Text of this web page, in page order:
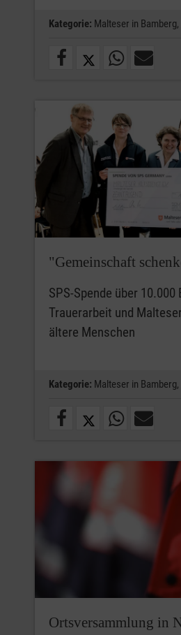
Kategorie: Malteser in Bamberg,
"Gemeinschaft
SPS-Spende über
Trauerarbeit und
ältere Menschen
Kategorie: Malteser in Bamberg,
Ortsversammlung in